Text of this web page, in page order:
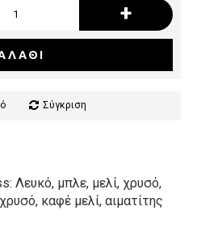
+
Σύγκριση
Λευκό, μπλε, μελί, χρυσό,
καφέ μελί, αιματίτης